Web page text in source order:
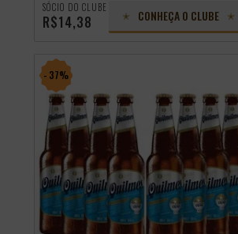
SÓCIO DO CLUBE
R$14,38 CONHEÇA O CLUBE
- 37%